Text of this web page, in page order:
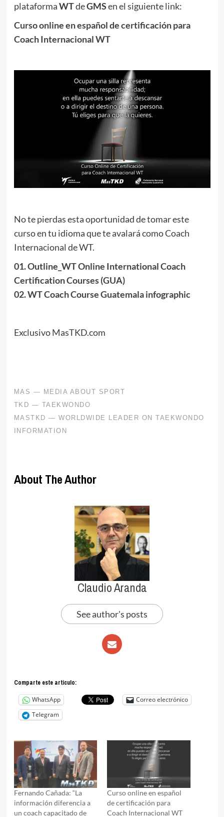
plataformaWTdeGMSen el siguiente link:
Curso online en español de certificación para
Coach Internacional WT
No te pierdas esta oportunidad de tomar este
curso en tu idioma que te avalará como Coach
Internacional de WT.
01. Outline_WT Online International Coach
Certification Courses (GUA)
02. WT Coach Course Guatemala infographic
Exclusivo MasTKD.com
About The Author
Claudio Aranda
See author's posts
Comparte este articulo:
WhatsApp
Correo electrónico
Telegram
Fernando Cañada: “La
información diferencia a
un coach capacitado de
Curso online en español
de certificación para
Coach Internacional WT